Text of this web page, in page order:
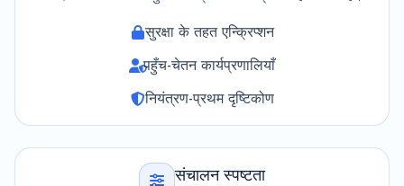
सुरक्षा के तहत एन्क्रिप्शन
पहुँच-चेतन कार्यप्रणालियाँ
नियंत्रण-प्रथम दृष्टिकोण
संचालन स्पष्टता